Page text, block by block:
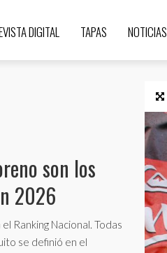
DIGITAL TAPAS NOTICIAS
son los
2026
Ranking Nacional. Todas
se definió en el